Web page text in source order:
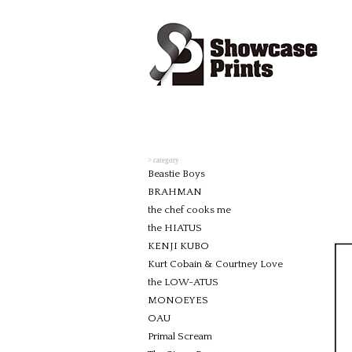
> category
Beastie Boys
BRAHMAN
the chef cooks me
the HIATUS
KENJI KUBO
Kurt Cobain & Courtney Love
the LOW-ATUS
MONOEYES
OAU
Primal Scream